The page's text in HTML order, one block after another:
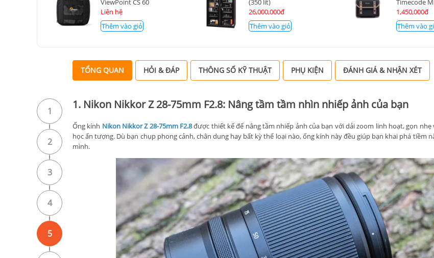
ViewPoint CS 60
Liên hệ
Thêm vào giỏ
(350 lít)
26,000,000đ
Thêm vào giỏ
Timecode
1,450,000đ
Thêm vào
1
2
3
4
5
TỔNG QUAN HỎI & ĐÁP THÔNG SỐ KỸ THUẬT PHỤ KIỆN ĐÁNH GIÁ & NHẬN XÉT
1. Nikon Nikkor Z 28-75mm F2.8: Nâng tầm tầm nhìn nhiếp ảnh của bạn
Ống kính Nikon Nikkor Z 28-75mm F2.8được thiết kế để nâng tầm nhiếp ảnh của bạn với dải zoom linh hoạt, gọn nhẹ
học ấn tượng. Dù bạn chụp phong cảnh, chân dung hay bất kỳ thể loại nào, ống kính này đều giúp bạn khai phá tiềm
mình.